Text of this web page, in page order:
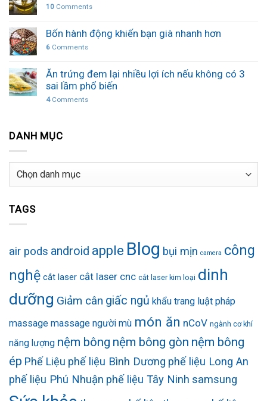
10 Comments
Bốn hành động khiến bạn già nhanh hơn
6 Comments
Ăn trứng đem lại nhiều lợi ích nếu không có 3
sai lầm phổ biến
4Comments
DANH MỤC
Danh
TAGS
air pods android apple Blog bụi mịn camera công
nghệ cắt laser cắt laser cnc cắt laser kim loại dinh
dưỡng Giảm cân giấc ngủ khẩu trang luật pháp
massage massage người mù món ăn nCoV ngành cơ khí
năng lượng nệm bông nệm bông gòn nệm bông
ép Phế Liệu phế liệu Bình Dương phế liệu Long An
phế liệu Phú Nhuận phế liệu Tây Ninh samsung